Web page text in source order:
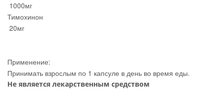
1000мг
Тимохинон
20мг
Применение:
Принимать взрослым по 1 капсуле в день во время еды.
Не является лекарственным средством